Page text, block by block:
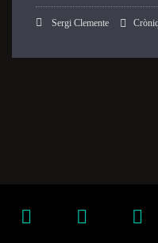
Sergi Clemente
site, you
increase the
seeing